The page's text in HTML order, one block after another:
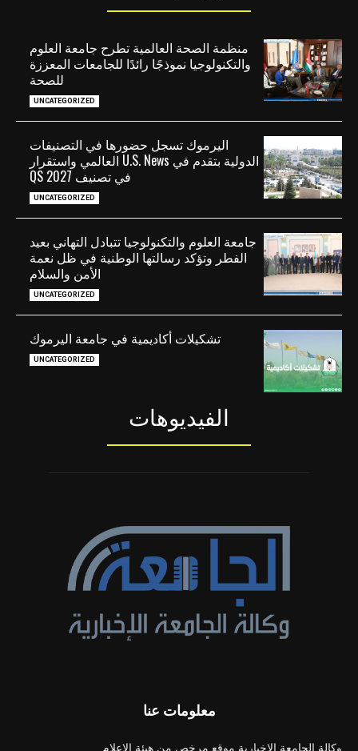
منظمة الصحة العالمية تطرح جامعة العلوم
والتكنولوجيا نموذجًا رائدًا للجامعات المعززة
للصحة
UNCATEGORIZED
اليرموك تسجل حضورها في التصنيفات
الدولية بتقدم في U.S. News العالمي واستقرار
في تصنيف QS 2027
UNCATEGORIZED
جامعة العلوم والتكنولوجيا تتبادل التهاني بعيد
الفطر وتؤكد رسالتها الوطنية في ظل نعمة
الأمن والسلام
UNCATEGORIZED
تشكيلات أكاديمية في جامعة اليرموك
UNCATEGORIZED
الفيديوهات
معلومات عنا
وكالة الجامعة الإخبارية موقع مرخص من هيئة الإعلام